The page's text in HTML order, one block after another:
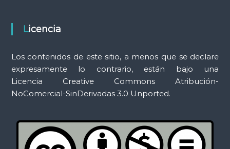
Licencia
Los contenidos de este sitio, a menos que se declare
expresamente lo contrario, están bajo una
Licencia Creative Commons Atribución-
NoComercial-SinDerivadas 3.0 Unported.